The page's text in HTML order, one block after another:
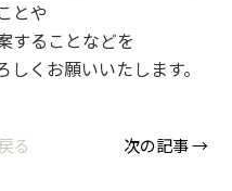
とや
することなどを
くお願いいたします。
る 次の記事 →